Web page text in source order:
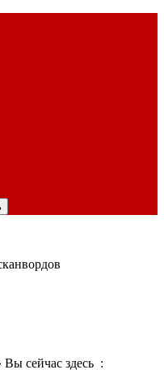
Вы сейчас здесь :